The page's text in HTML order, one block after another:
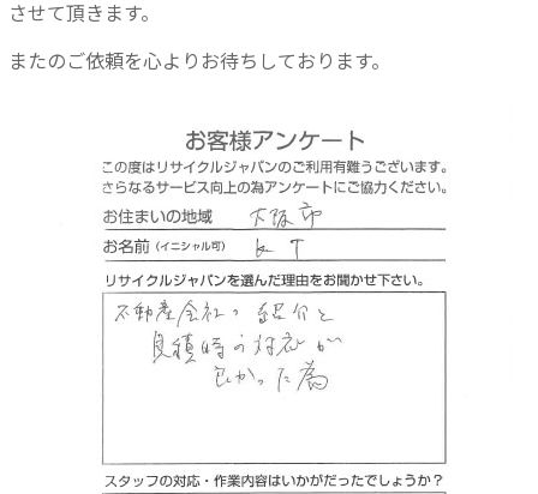
させて頂きます。
またのご依頼を心よりお待ちしております。